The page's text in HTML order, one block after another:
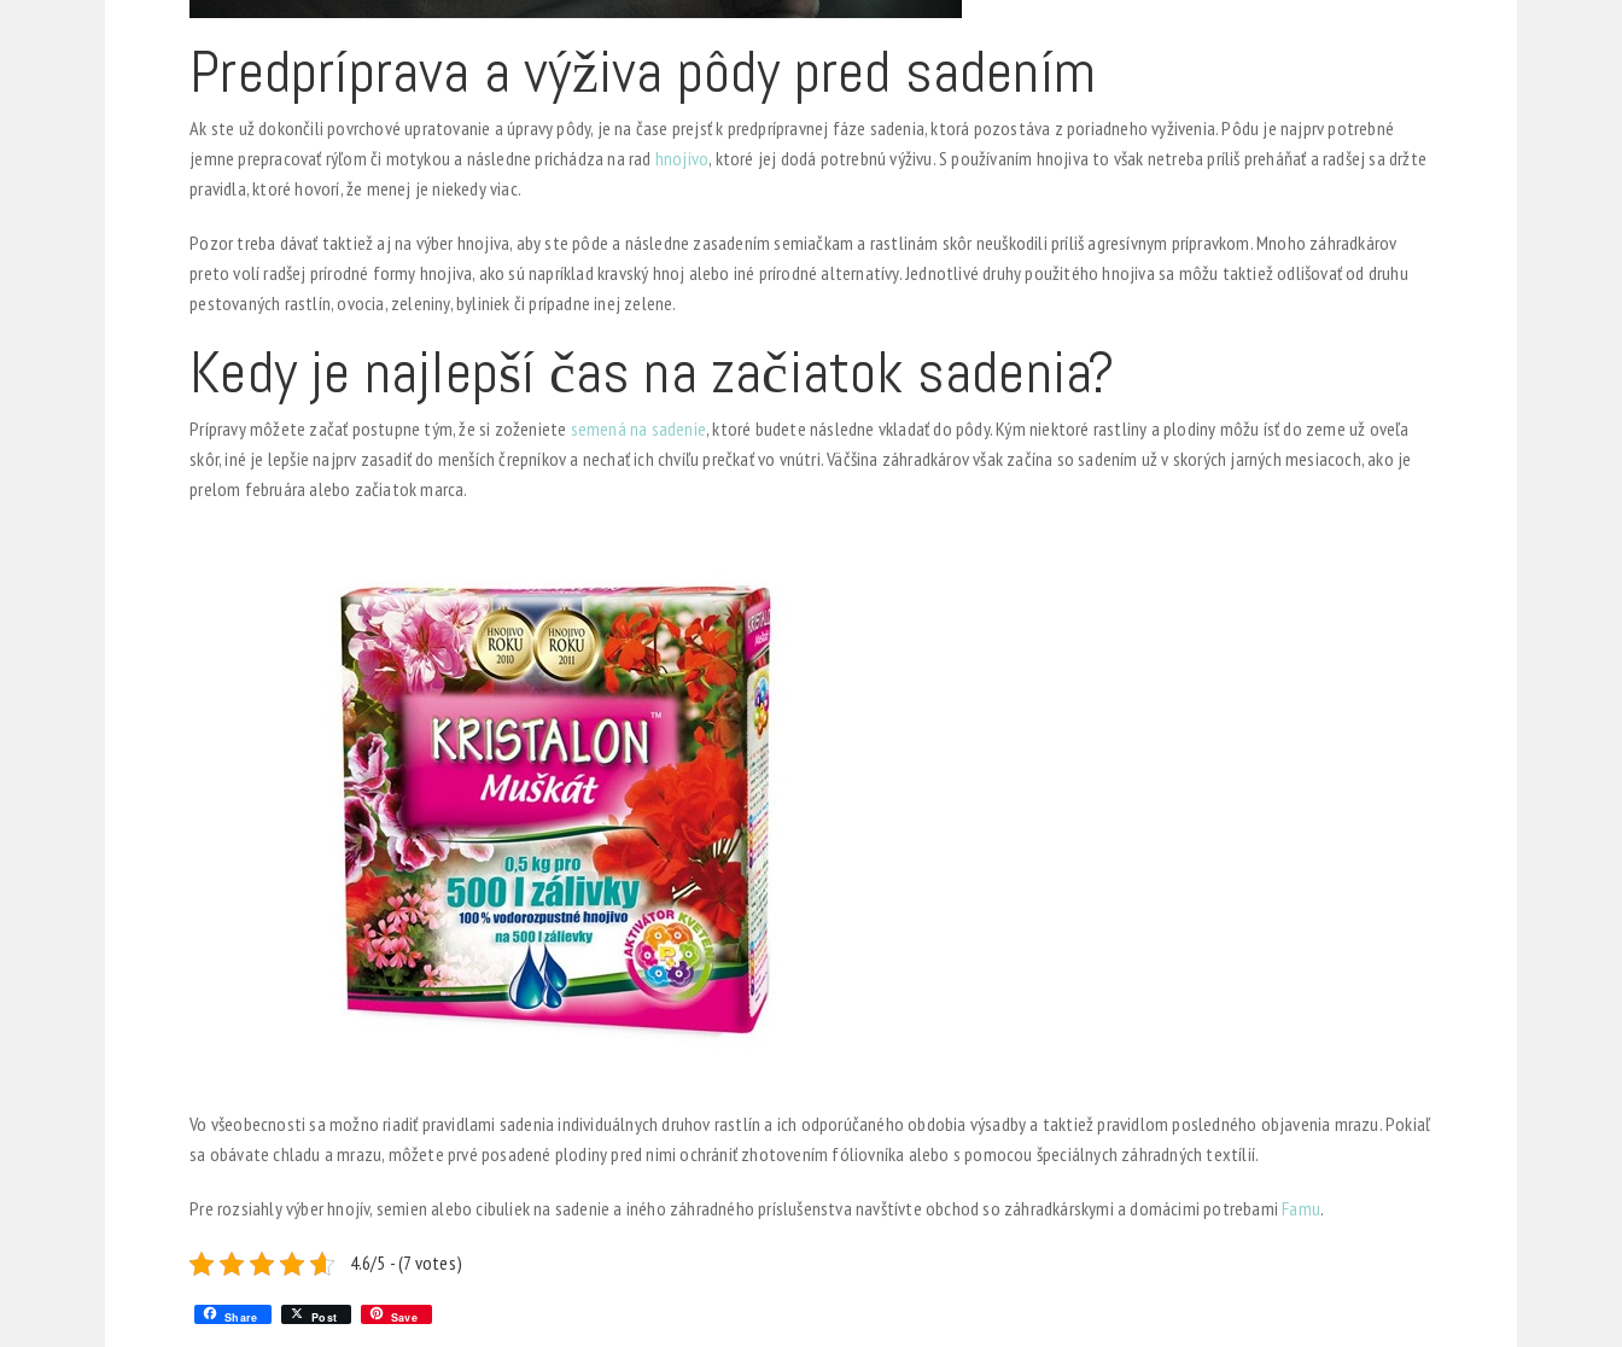
Predpríprava a výživa pôdy pred sadením
Ak ste už dokončili povrchové upratovanie a úpravy pôdy, je na čase prejsť k predprípravnej fáze sadenia, ktorá pozostáva z poriadneho vyživenia. Pôdu je najprv potrebné
jemne prepracovať rýľom či motykou a následne prichádza na rad hnojivo, ktoré jej dodá potrebnú výživu. S používaním hnojiva to však netreba príliš preháňať a radšej sa držte
pravidla, ktoré hovorí, že menej je niekedy viac.
Pozor treba dávať taktiež aj na výber hnojiva, aby ste pôde a následne zasadením semiačkam a rastlinám skôr neuškodili príliš agresívnym prípravkom. Mnoho záhradkárov
preto volí radšej prírodné formy hnojiva, ako sú napríklad kravský hnoj alebo iné prírodné alternatívy. Jednotlivé druhy použitého hnojiva sa môžu taktiež odlišovať od druhu
pestovaných rastlín, ovocia, zeleniny, byliniek či prípadne inej zelene.
Kedy je najlepší čas na začiatok sadenia?
Prípravy môžete začať postupne tým, že si zoženiete semená na sadenie, ktoré budete následne vkladať do pôdy. Kým niektoré rastliny a plodiny môžu ísť do zeme už oveľa
skôr, iné je lepšie najprv zasadiť do menších črepníkov a nechať ich chvíľu prečkať vo vnútri. Väčšina záhradkárov však začína so sadením už v skorých jarných mesiacoch, ako je
prelom februára alebo začiatok marca.
Vo všeobecnosti sa možno riadiť pravidlami sadenia individuálnych druhov rastlín a ich odporúčaného obdobia výsadby a taktiež pravidlom posledného objavenia mrazu. Pokiaľ
sa obávate chladu a mrazu, môžete prvé posadené plodiny pred nimi ochrániť zhotovením fóliovníka alebo s pomocou špeciálnych záhradných textílií.
Pre rozsiahly výber hnojív, semien alebo cibuliek na sadenie a iného záhradného príslušenstva navštívte obchod so záhradkárskymi a domácimi potrebami Famu.
4.6/5 - (7 votes)
Share Post Save